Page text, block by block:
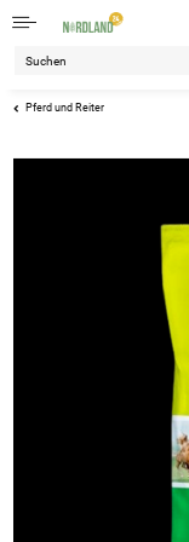
Pferd und Reiter